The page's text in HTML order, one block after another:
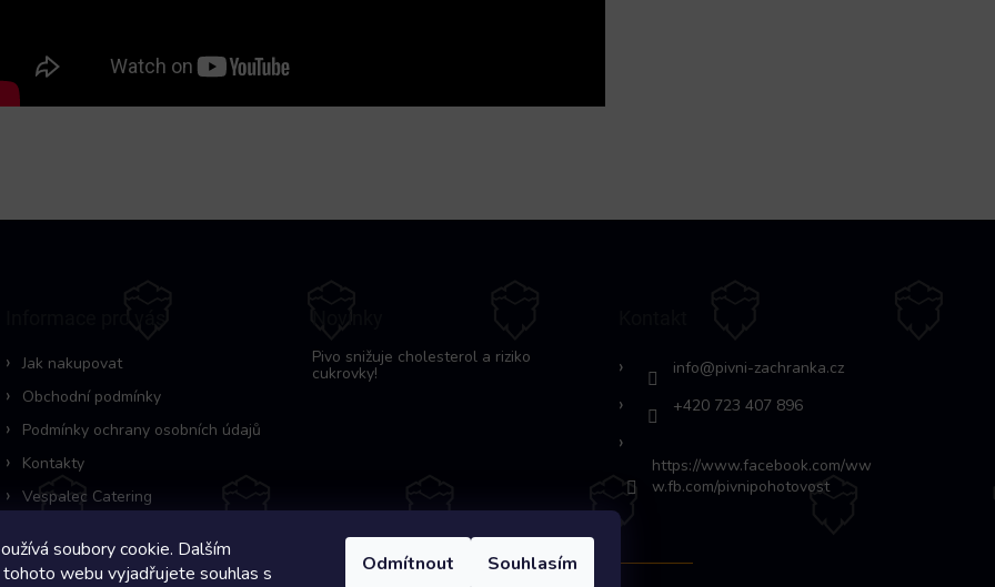
soubory cookie. Dalším
tohoto webu vyjadřujete souhlas s
Odmítnout Souhlasím
Jak nakupovat
Obchodní podmínky
Podmínky ochrany osobních údajů
Kontakty
Vespalec Catering
Pivo snižuje cholesterol a riziko
cukrovky! info@pivni-zachranka.cz
+420 723 407 896
https://www.facebook.com/ww
w.fb.com/pivnipohotovost